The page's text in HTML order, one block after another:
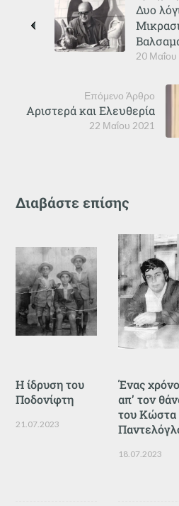
20 Μαΐου
Δυο
Επόμενο Άρθρο
22 Μαΐου 2021
Αριστερά και Ελευθερία
Διαβάστε επίσης
Η ίδρυση του
Ποδονίφτη
21.07.2023
Ένας
απ’ τον
του Κώστα
18.07.2023